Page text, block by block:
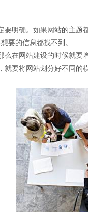
确。如果网站的主题
要的信息都找不到。
网站建设的时候就要
要将网站划分好不同